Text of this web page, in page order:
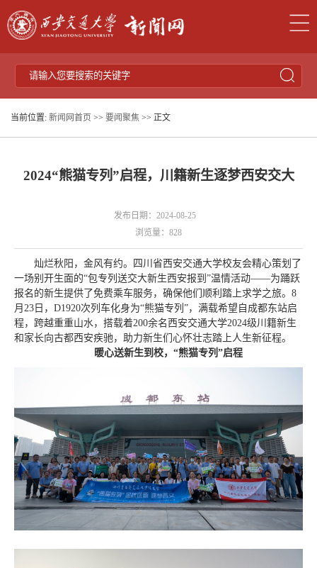
当前位置: 新闻网首页 >> 要闻聚焦 >> 正文
2024“熊猫专列”启程，川籍新生逐梦西安交大
发布日期：2024-08-25
浏览量： 828
灿烂秋阳，金风有约。四川省西安交通大学校友会精心策划了
一场别开生面的“包专列送交大新生西安报到”温情活动——为踊跃
报名的新生提供了免费乘车服务，确保他们顺利踏上求学之旅。8
月23日，D1920次列车化身为“熊猫专列”，满载希望自成都东站启
程，跨越重重山水，搭载着200余名西安交通大学2024级川籍新生
和家长向古都西安疾驰，助力新生们心怀壮志踏上人生新征程。
暖心送新生到校，“熊猫专列”启程